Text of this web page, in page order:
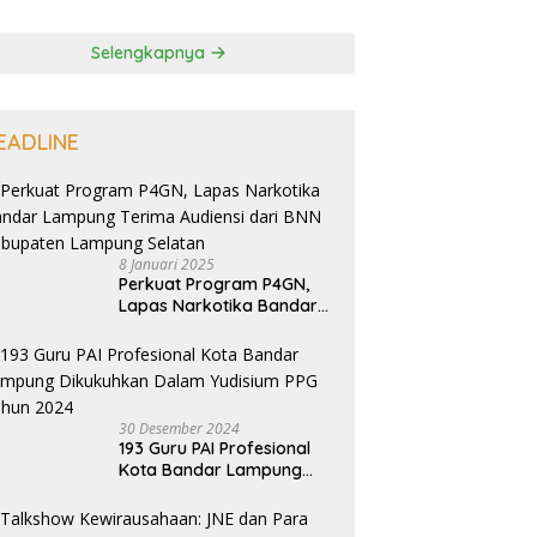
Selengkapnya
8 Januari 2025
Perkuat Program P4GN,
Lapas Narkotika Bandar
dari BNN Kabupaten
Lampung Selatan
30 Desember 2024
193 Guru PAI Profesional
Kota Bandar Lampung
Yudisium PPG Tahun 2024